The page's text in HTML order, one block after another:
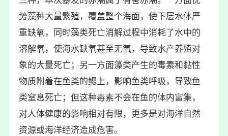
势藻种大量繁殖，覆盖整个海面，使下层水体严
重缺氧，同时藻类死亡消解过程中消耗了水中的
溶解氧，使海水缺氧甚至无氧，导致水产养殖对
象的大量死亡；另一方面藻类产生的毒素和黏性
物质附着在鱼类的鳃上，影响鱼类呼吸，导致鱼
类窒息死亡；但这种毒素不会在鱼的体内富集，
对人体健康的影响相对有限，更多是对海洋自然
资源或海洋经济造成危害。